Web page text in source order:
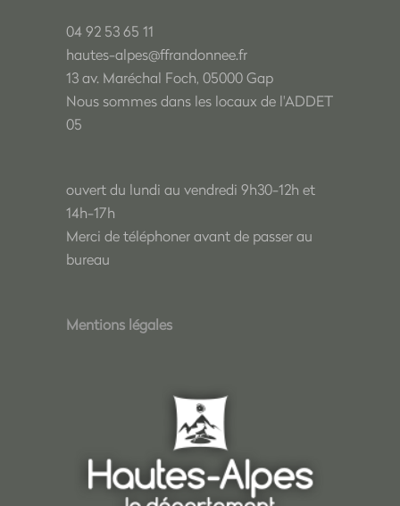
04 92 53 65 11
hautes-alpes@ffrandonnee.fr
13 av. Maréchal Foch, 05000 Gap
Nous sommes dans les locaux de l'ADDET
05
ouvert du lundi au vendredi 9h30-12h et
14h-17h
Merci de téléphoner avant de passer au
bureau
Mentions légales